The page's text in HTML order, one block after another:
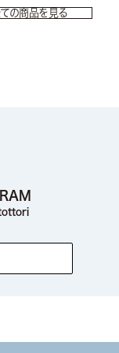
の商品を見る